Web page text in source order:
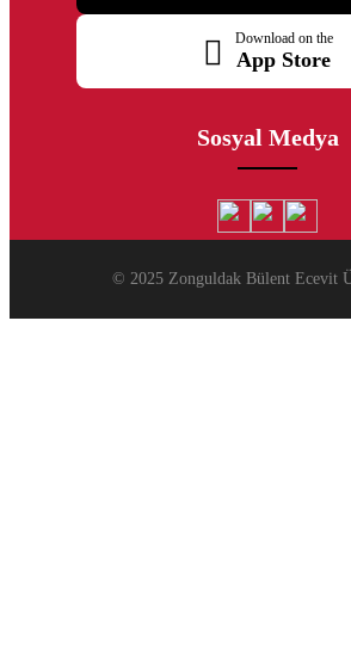
Download on the
App Store
Sosyal Medya
© 2025 Zonguldak Bülent Ecevit